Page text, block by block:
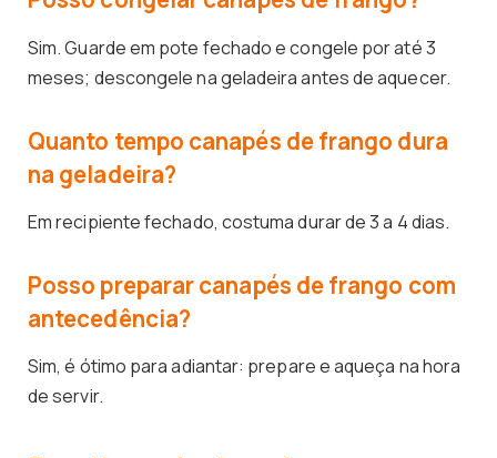
Sim. Guarde em pote fechado e congele por até 3
meses; descongele na geladeira antes de aquecer.
Quanto tempo canapés de frango dura
na geladeira?
Em recipiente fechado, costuma durar de 3 a 4 dias.
Posso preparar canapés de frango com
antecedência?
Sim, é ótimo para adiantar: prepare e aqueça na hora
de servir.